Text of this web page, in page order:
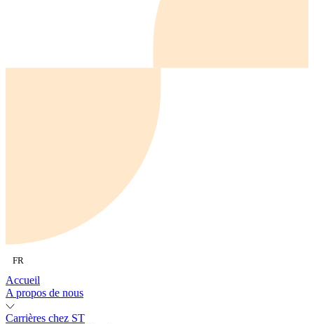
FR
Accueil
A propos de nous
Carrières chez ST